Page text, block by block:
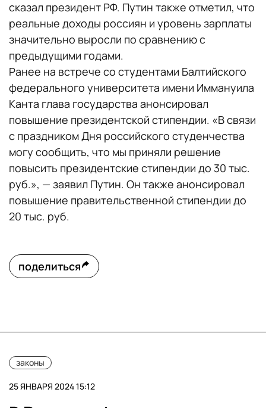
сказал президент РФ. Путин также отметил, что
реальные доходы россиян и уровень зарплаты
значительно выросли по сравнению с
предыдущими годами.
Ранее на встрече со студентами Балтийского
федерального университета имени Иммануила
Канта глава государства анонсировал
повышение президентской стипендии. «В связи
с праздником Дня российского студенчества
могу сообщить, что мы приняли решение
повысить президентские стипендии до 30 тыс.
руб.», — заявил Путин. Он также анонсировал
повышение правительственной стипендии до
20 тыс. руб.
поделиться
законы
25 ЯНВАРЯ 2024 15:12